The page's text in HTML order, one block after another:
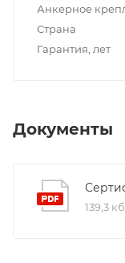
Анкерное
Страна
Гарантия, лет
Документы
139,3 кб